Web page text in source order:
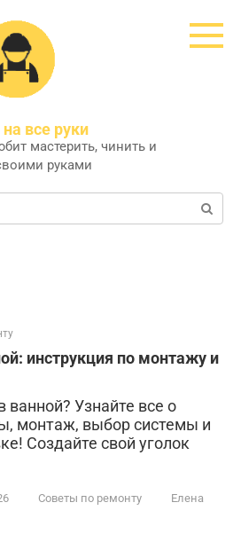
все руки
мастерить, чинить и
руками
инструкция по монтажу и
ванной? Узнайте все о
монтаж, выбор системы и
Создайте свой уголок
Советы по ремонту
Елена